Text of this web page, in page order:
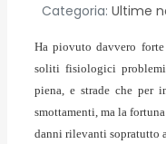
Categoria: Ultime
Ha piovuto davvero
soliti fisiologici
piena, e strade che per
smottamenti, ma la
danni rilevanti sopratutto